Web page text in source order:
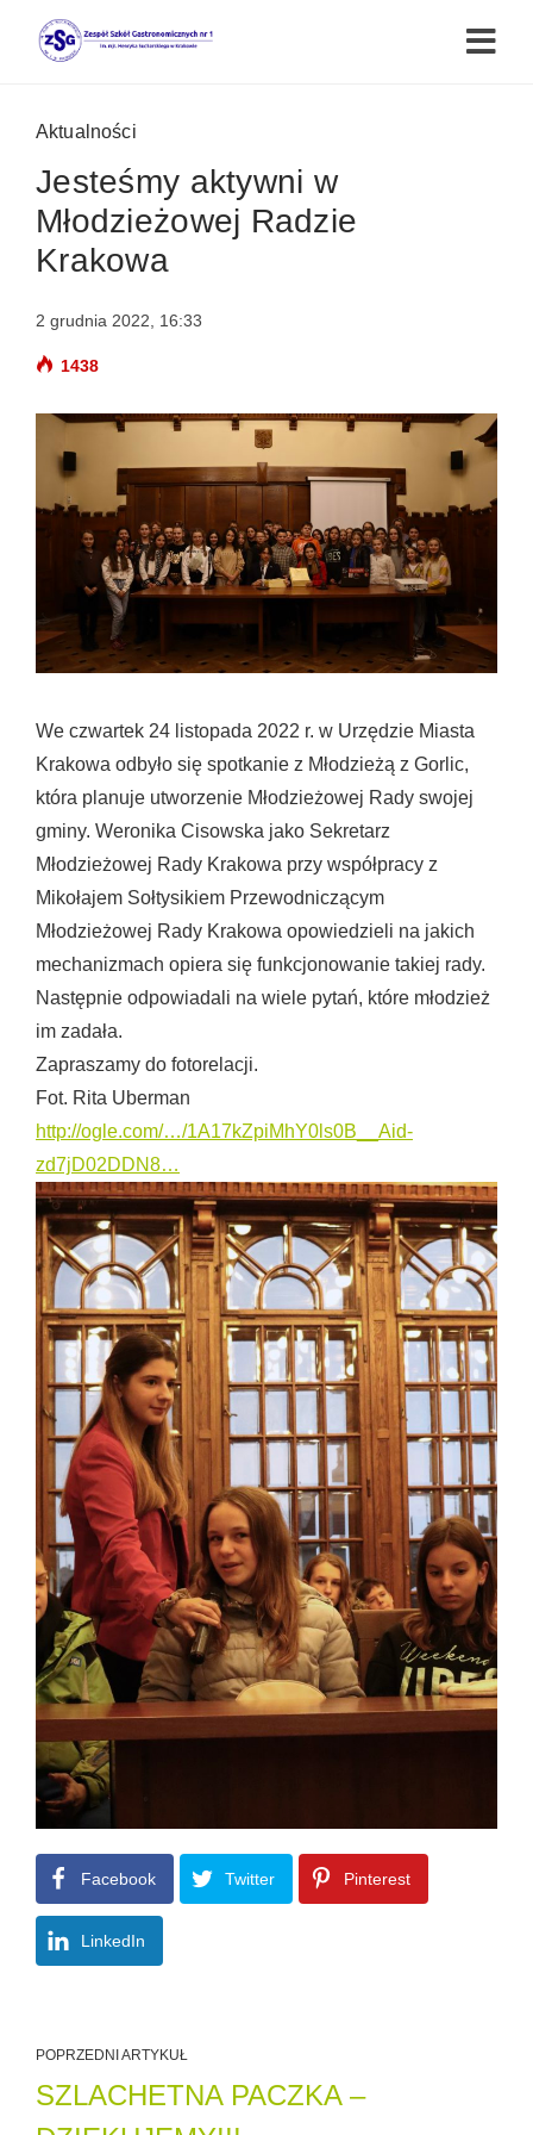
Aktualności
Jesteśmy aktywni w
Młodzieżowej Radzie
Krakowa
2 grudnia 2022, 16:33
1438
We czwartek 24 listopada 2022 r. w Urzędzie Miasta
Krakowa odbyło się spotkanie z Młodzieżą z Gorlic,
która planuje utworzenie Młodzieżowej Rady swojej
gminy. Weronika Cisowska jako Sekretarz
Młodzieżowej Rady Krakowa przy współpracy z
Mikołajem Sołtysikiem Przewodniczącym
Młodzieżowej Rady Krakowa opowiedzieli na jakich
mechanizmach opiera się funkcjonowanie takiej rady.
Następnie odpowiadali na wiele pytań, które młodzież
im zadała.
Zapraszamy do fotorelacji.
Fot. Rita Uberman
http://ogle.com/…/1A17kZpiMhY0ls0B__Aid-
zd7jD02DDN8…
Facebook Twitter Pinterest
LinkedIn
POPRZEDNI ARTYKUŁ
SZLACHETNA PACZKA –